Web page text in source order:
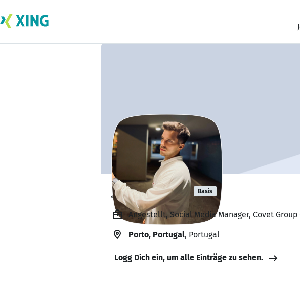
João Correia Basis
Angestellt, Social Media Manager, Covet
Porto, Portugal, Portugal
Logg Dich ein, um alle Einträge zu sehen.